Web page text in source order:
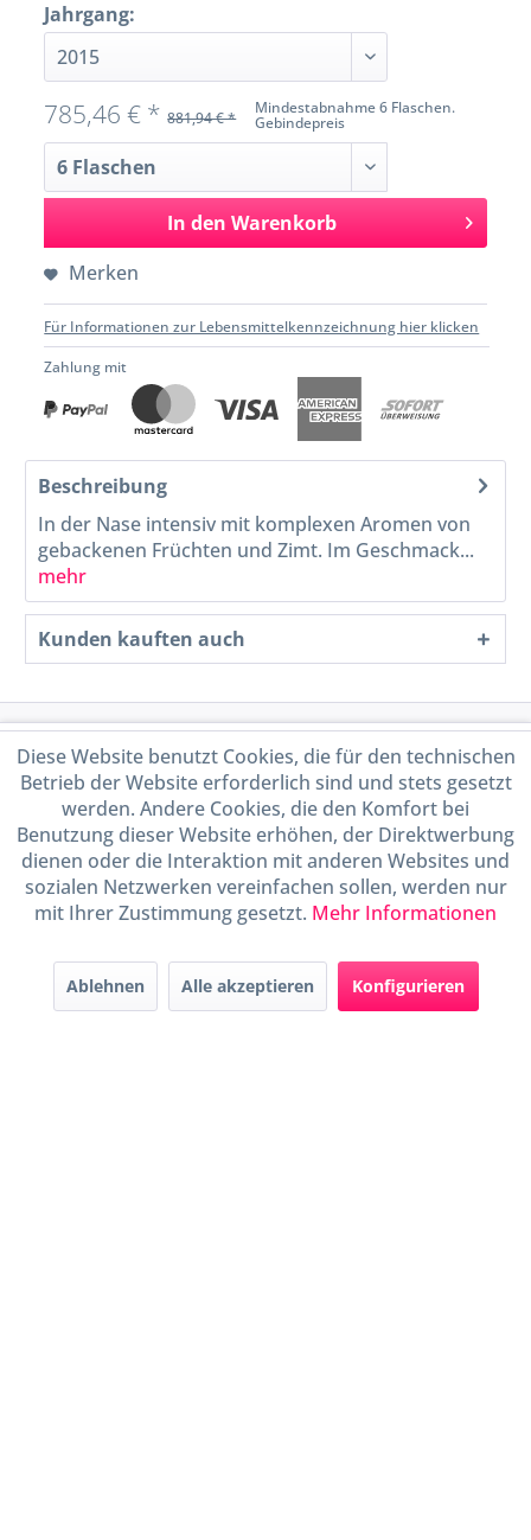
Jahrgang:
Mindestabnahme 6 Flaschen.
Gebindepreis
785,46 € * 881,94 € *
In den Warenkorb
Merken
Für Informationen zur Lebensmittelkennzeichnung hier klicken
Zahlung mit
Beschreibung
In der Nase intensiv mit komplexen Aromen von
gebackenen Früchten und Zimt. Im Geschmack...
mehr
Kunden kauften auch
Service Hotline
Shop Service
Informationen
Handel mit BIO-Weinen
durch DE-ÖKO-009
Diese Website benutzt Cookies, die für den technischen
Betrieb der Website erforderlich sind und stets gesetzt
werden. Andere Cookies, die den Komfort bei
Benutzung dieser Website erhöhen, der Direktwerbung
dienen oder die Interaktion mit anderen Websites und
sozialen Netzwerken vereinfachen sollen, werden nur
mit Ihrer Zustimmung gesetzt. Mehr Informationen
Ablehnen Alle akzeptieren Konfigurieren